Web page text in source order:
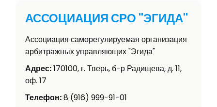
АССОЦИАЦИЯ СРО "ЭГИДА"
Ассоциация саморегулируемая организация
арбитражных управляющих "Эгида"
Адрес:170100, г. Тверь, б-р Радищева, д. 11,
оф. 17
Телефон:8 (916) 999-91-01